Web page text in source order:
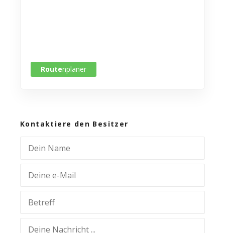
Routenplaner
Kontaktiere den Besitzer